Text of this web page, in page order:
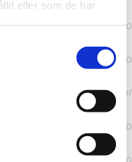
eller som de har
i
static/chunks/
static/chunks/
static/chunks/
uI
static/chunks/
uE
static/chunks/